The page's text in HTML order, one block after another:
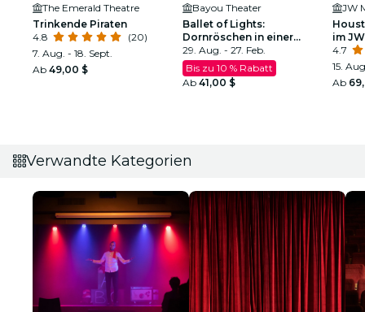
The Emerald Theatre
Trinkende Piraten
4.8
(20)
7. Aug. - 18. Sept.
Ab 49,00 $
Bayou Theater
Ballet of Lights:
Dornröschen in einer
funkelnden Show
29. Aug. - 27. Feb.
Bis zu 10 % Rabatt
Ab 41,00 $
im
4.7
15.
Ab
Verwandte Kategorien